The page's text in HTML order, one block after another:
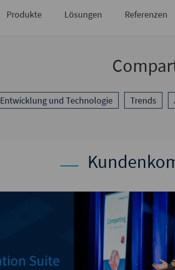
Sie haben noch keinen
Produkte Lösungen Referenzen
Entwicklung und Technologie Trends